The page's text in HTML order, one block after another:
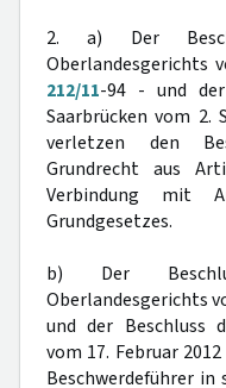
2. a) Der
Oberlandesgerichts
212/11-94 - und der
Saarbrücken vom 2.
verletzen den
Grundrecht aus
Verbindung mit
Grundgesetzes.
b) Der
Oberlandesgerichts
und der Beschluss
vom 17. Februar 2012
Beschwerdeführer